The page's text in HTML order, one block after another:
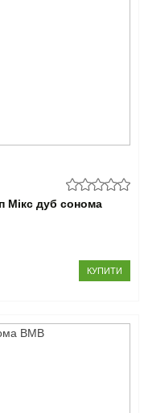
Мікс дуб сонома
КУПИТИ